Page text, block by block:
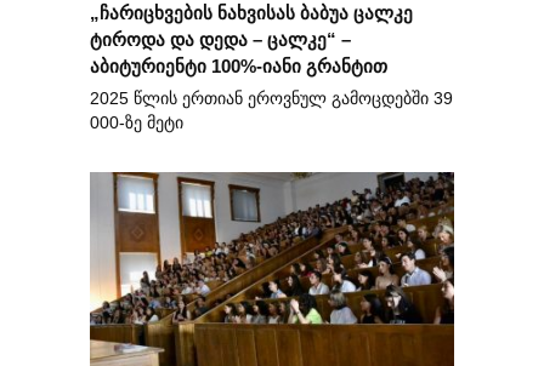
„ჩარიცხვების ნახვისას ბაბუა ცალკე
ტიროდა და დედა – ცალკე“ –
აბიტურიენტი 100%-იანი გრანტით
2025 წლის ერთიან ეროვნულ გამოცდებში 39
000-ზე მეტი